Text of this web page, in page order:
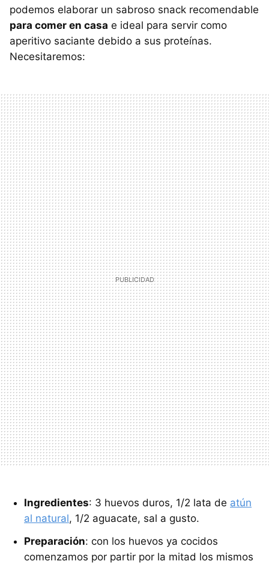
podemos elaborar un sabroso snack recomendable
para comer en casa e ideal para servir como
aperitivo saciante debido a sus proteínas.
Necesitaremos:
Ingredientes: 3 huevos duros, 1/2 lata de atún
al natural, 1/2 aguacate, sal a gusto.
Preparación: con los huevos ya cocidos
comenzamos por partir por la mitad los mismos